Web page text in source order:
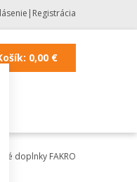
| Registrácia
0,00€
doplnky FAKRO